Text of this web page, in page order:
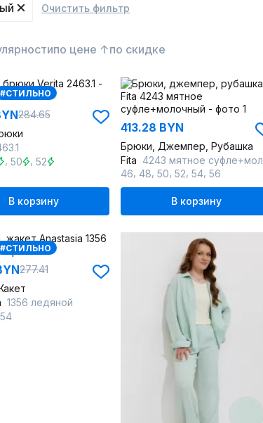
Очистить фильтр
по цене ↑по скидке
#СТИЛЬНО
284.65
50 52
В корзину
413.28 BYN
Брюки, Джемпер, Рубашка
Fita 4243 мятное суфле+молочный
46 48 50 52 54 56
В корзину
#СТИЛЬНО
277.41
1356 ледяной
,54